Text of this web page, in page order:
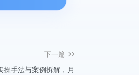
下一篇
手法与案例拆解，月